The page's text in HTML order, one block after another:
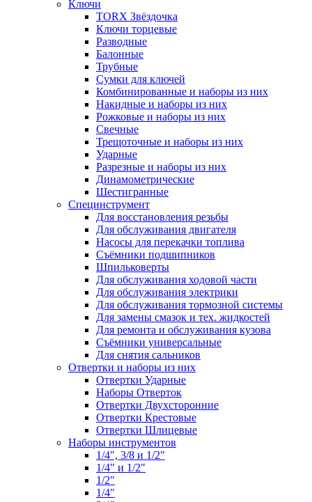
Ключи
TORX Звёздочка
Ключи торцевые
Разводные
Балонные
Трубные
Сумки для ключей
Комбинированные и наборы из них
Накидные и наборы из них
Рожковые и наборы из них
Свечные
Трещоточные и наборы из них
Ударные
Разрезные и наборы из них
Динамометрические
Шестигранные
Специнструмент
Для восстановления резьбы
Для обслуживания двигателя
Насосы для перекачки топлива
Съёмники подшипников
Шпильковерты
Для обслуживания ходовой части
Для обслуживания электрики
Для обслуживания тормозной системы
Для замены смазок и тех. жидкостей
Для ремонта и обслуживания кузова
Съёмники универсальные
Для снятия сальников
Отвертки и наборы из них
Отвертки Ударные
Наборы Отверток
Отвертки Двухсторонние
Отвертки Крестовые
Отвертки Шлицевые
Наборы инструментов
1/4", 3/8 и 1/2"
1/4" и 1/2"
1/2"
1/4"